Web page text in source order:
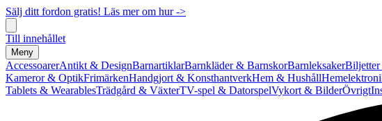
Sälj ditt fordon gratis! Läs mer om hur ->
Till innehållet
Meny
AccessoarerAntikt & DesignBarnartiklarBarnkläder & BarnskorBarnleksaker
Kameror & OptikFrimärkenHandgjort & KonsthantverkHem & Hushåll
Tablets & WearablesTrädgård & VäxterTV-spel & DatorspelVykort & BilderÖvrigt